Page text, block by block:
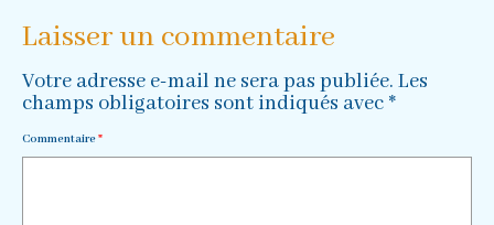
Laisser un commentaire
Votre adresse e-mail ne sera pas publiée. Les
champs obligatoires sont indiqués avec *
Commentaire*